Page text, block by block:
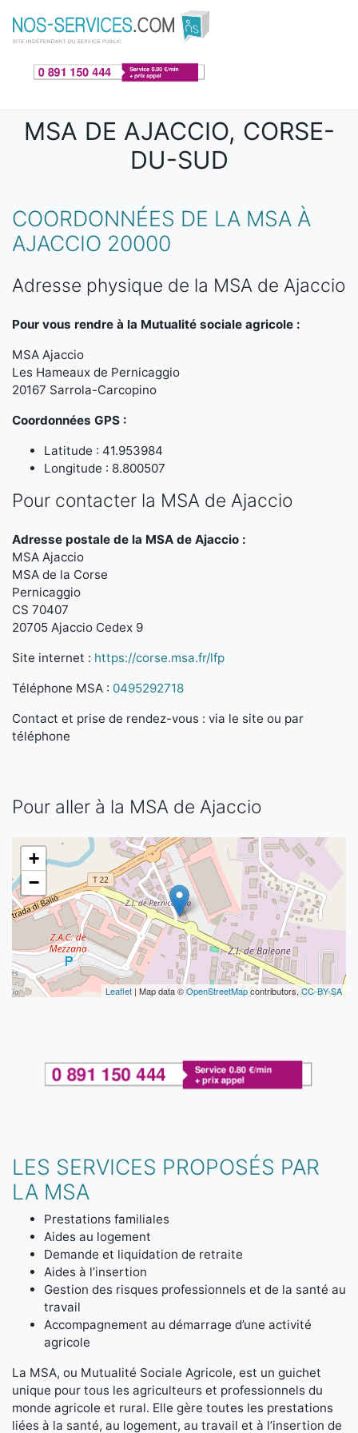
Aller au contenu principal
MSA DE AJACCIO, CORSE-
DU-SUD
COORDONNÉES DE LA MSA À
AJACCIO 20000
Adresse physique de la MSA de Ajaccio
Pour vous rendre à la Mutualité sociale agricole :
MSA Ajaccio
Les Hameaux de Pernicaggio
20167 Sarrola-Carcopino
Coordonnées GPS :
Latitude : 41.953984
Longitude : 8.800507
Pour contacter la MSA de Ajaccio
Adresse postale de la MSA de Ajaccio :
MSA Ajaccio
MSA de la Corse
Pernicaggio
CS 70407
20705 Ajaccio Cedex 9
Site internet : https://corse.msa.fr/lfp
Téléphone MSA : 0495292718
Contact et prise de rendez-vous : via le site ou par
téléphone
Pour aller à la MSA de Ajaccio
+
−
Leaflet | Map data ©OpenStreetMapcontributors,CC-BY-SA
LES SERVICES PROPOSÉS PAR
LA MSA
Prestations familiales
Aides au logement
Demande et liquidation de retraite
Aides à l’insertion
Gestion des risques professionnels et de la santé au
travail
Accompagnement au démarrage d’une activité
agricole
La MSA, ou Mutualité Sociale Agricole, est un guichet
unique pour tous les agriculteurs et professionnels du
monde agricole et rural. Elle gère toutes les prestations
liées à la santé, au logement, au travail et à l’insertion de